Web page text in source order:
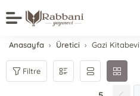
Anasayfa Üretici Gazi Kitabevi
Filtre